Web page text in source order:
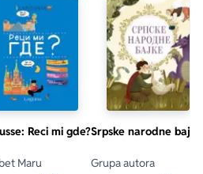
Reci mi gde?
Maru
Srpske narodne bajke
Grupa autora